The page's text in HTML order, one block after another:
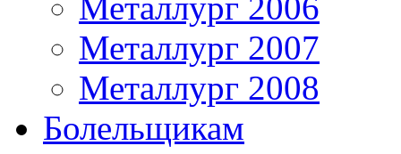
Металлург 2007
Металлург 2008
Болельщикам